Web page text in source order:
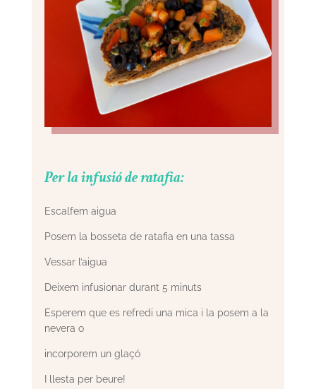
Per la infusió de ratafia:
Escalfem aigua
Posem la bosseta de ratafia en una tassa
Vessar l’aigua
Deixem infusionar durant 5 minuts
Esperem que es refredi una mica i la posem a la
nevera o
incorporem un glaçó
I llesta per beure!